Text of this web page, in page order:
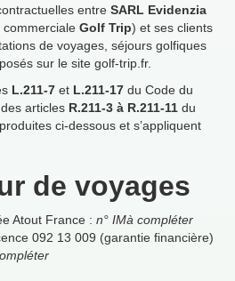
entreSARL Evidenzia
commercialeGolf Trip) et ses clients
de voyages, séjours golfiques
és sur le site golf-trip.fr.
L.211-7 et L.211-17 du Code du
articles R.211-3à R.211-11 du
ci-dessous et s’appliquent
de voyages
e Atout France :n° IMà compléter
092 13 009 (garantie financière)
éter